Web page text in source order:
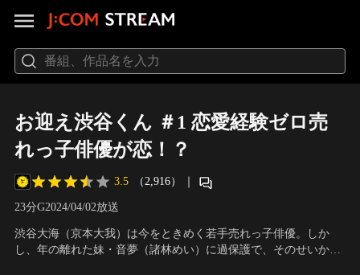
お迎え渋谷くん ＃1 恋愛経験ゼロ売
れっ子俳優が恋！？
3.5 （2,916） ｜
23分G2024/04/02放送
渋谷大海（京本大我）は今をときめく若手売れっ子俳優。しか
し、年の離れた妹・音夢（諸林めい）に過保護で、そのせいか恋